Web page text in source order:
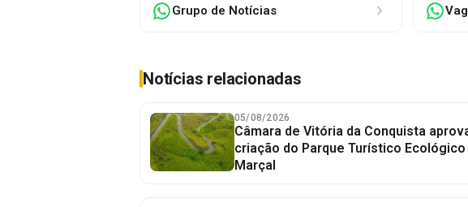
Grupo de Notícias
Notícias relacionadas
05/08/2026
Câmara de Vitória da Conquista
criação do Parque Turístico Ecológico
Marçal